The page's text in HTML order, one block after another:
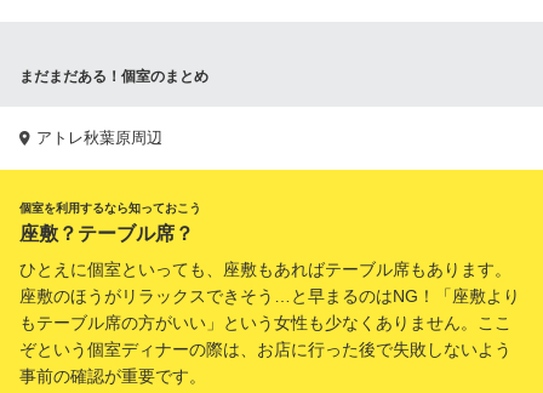
まだまだある！個室のまとめ
アトレ秋葉原周辺
個室を利用するなら知っておこう
座敷？テーブル席？
ひとえに個室といっても、座敷もあればテーブル席もあります。
座敷のほうがリラックスできそう…と早まるのはNG！「座敷より
もテーブル席の方がいい」という女性も少なくありません。ここ
ぞという個室ディナーの際は、お店に行った後で失敗しないよう
事前の確認が重要です。